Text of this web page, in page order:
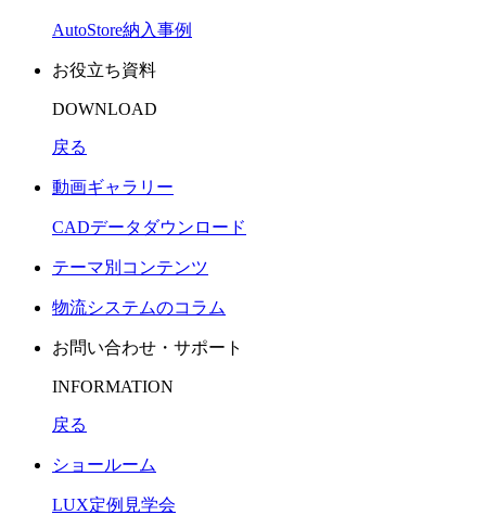
AutoStore納入事例
お役立ち資料
DOWNLOAD
戻る
動画ギャラリー
CADデータダウンロード
テーマ別コンテンツ
物流システムのコラム
お問い合わせ・サポート
INFORMATION
戻る
ショールーム
LUX定例見学会